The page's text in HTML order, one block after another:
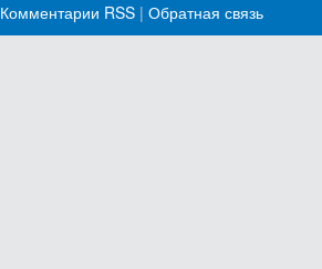
Комментарии RSS | Обратная связь